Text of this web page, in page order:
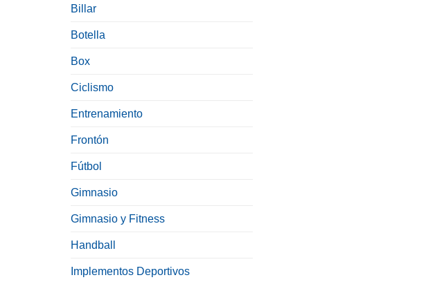
Billar
Botella
Box
Ciclismo
Entrenamiento
Frontón
Fútbol
Gimnasio
Gimnasio y Fitness
Handball
Implementos Deportivos